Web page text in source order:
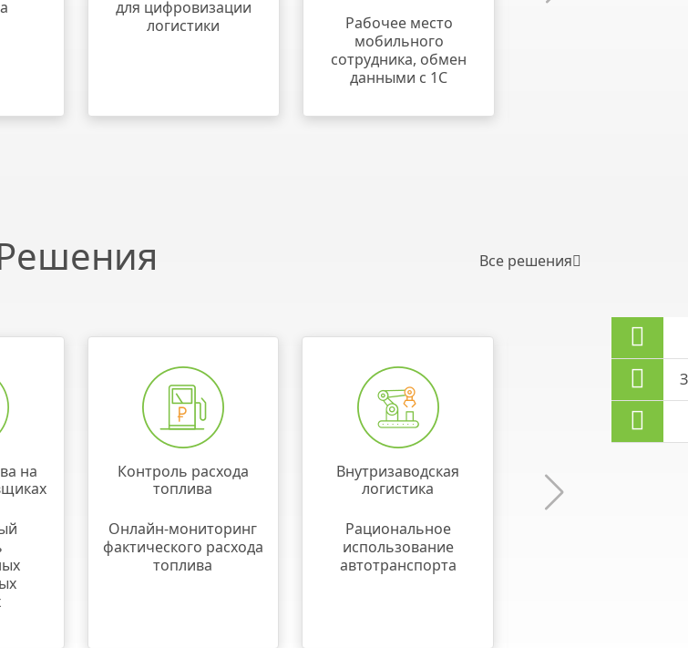
для цифровизации
логистики
Рабочее место
мобильного
сотрудника, обмен
данными с 1С
Все решения
на
Контроль расхода
топлива
Онлайн-мониторинг
фактического расхода
топлива
Внутризаводская
логистика
Рациональное
использование
автотранспорта
представителей